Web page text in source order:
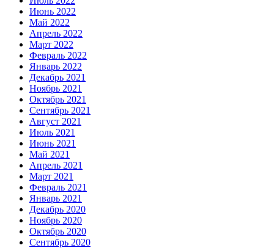
Июнь 2022
Май 2022
Апрель 2022
Март 2022
Февраль 2022
Январь 2022
Декабрь 2021
Ноябрь 2021
Октябрь 2021
Сентябрь 2021
Август 2021
Июль 2021
Июнь 2021
Май 2021
Апрель 2021
Март 2021
Февраль 2021
Январь 2021
Декабрь 2020
Ноябрь 2020
Октябрь 2020
Сентябрь 2020